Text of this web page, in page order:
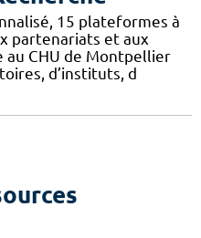
15 plateformes à
partenariats et aux
au CHU de Montpellier
d’instituts, d